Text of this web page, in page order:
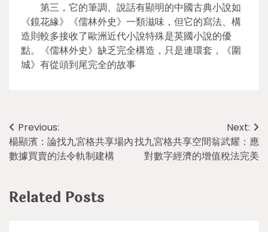
第三，它的筆調、說話有顯明的中國古典小說如
《鏡花緣》《儒林外史》一類滋味，但它的寫法、構
造則較多接收了歐洲近代小說特殊是英國小說的優
點。《儒林外史》缺乏完全構造，只是連環套，《圍
城》有從頭到尾完全的故事
Post
navigation
Previous:
楊顯濱：論找九宮格共享場內
數據買賣的法令軌制建構
Next:
找九宮格共享空間翁武耀：應
對數字經濟的增值稅法完美
Related Posts